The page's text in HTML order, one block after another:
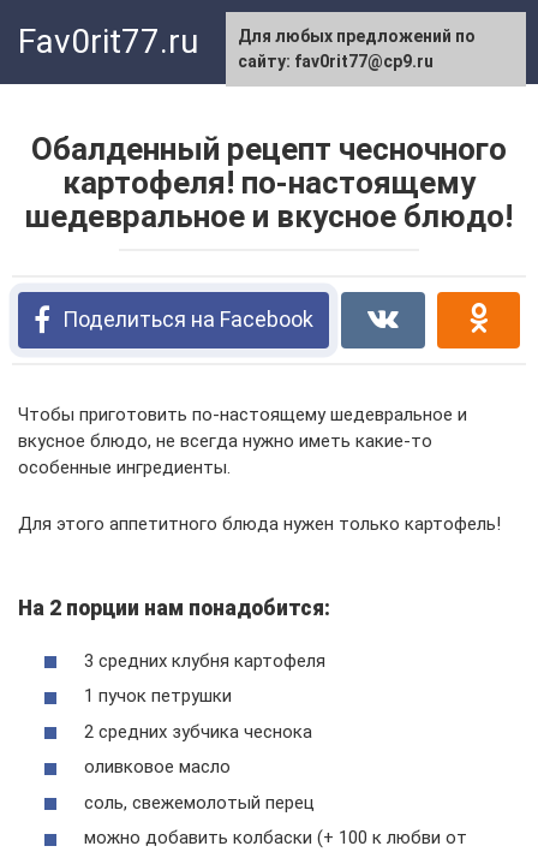
Fav0rit77.ru
Обалденный рецепт чесночного
картофеля! по-настоящему
шедевральное и вкусное блюдо!
Поделиться на Facebook
Чтобы приготовить по-настоящему шедевральное и
вкусное блюдо, не всегда нужно иметь какие-то
особенные ингредиенты.
Для этого аппетитного блюда нужен только картофель!
На 2 порции нам понадобится:
3 средних клубня картофеля
1 пучок петрушки
2 средних зубчика чеснока
оливковое масло
соль, свежемолотый перец
можно добавить колбаски (+ 100 к любви от
Для любых предложений по
сайту: fav0rit77@cp9.ru